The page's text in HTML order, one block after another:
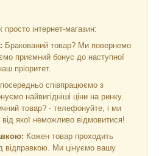
інтернет-магазин:
Бракований товар? Ми повернемо
приємний бонус до наступної
пріоритет.
співпрацюємо з
найвигідніші ціни на ринку.
товар? - телефонуйте, і ми
якої неможливо відмовитися!
Кожен товар проходить
відправкою. Ми цінуємо вашу